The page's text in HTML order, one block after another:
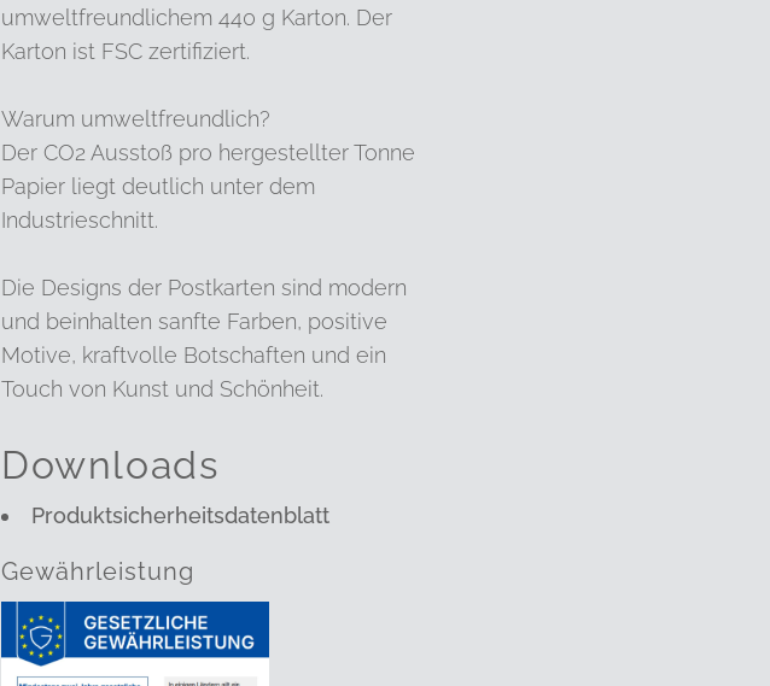
umweltfreundlichem 440 g Karton. Der
Karton ist FSC zertifiziert.
Warum umweltfreundlich?
Der CO2 Ausstoß pro hergestellter Tonne
Papier liegt deutlich unter dem
Industrieschnitt.
Die Designs der Postkarten sind modern
und beinhalten sanfte Farben, positive
Motive, kraftvolle Botschaften und ein
Touch von Kunst und Schönheit.
Downloads
Produktsicherheitsdatenblatt
Gewährleistung